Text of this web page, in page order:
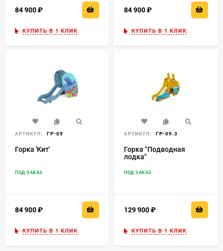
84 900
КУПИТЬ В 1 КЛИК
84 900
КУПИТЬ В 1 КЛИК
АРТИКУЛ: ГР-09
Горка 'Кит'
ПОД ЗАКАЗ
84 900
КУПИТЬ В 1 КЛИК
АРТИКУЛ: ГР-09.3
Горка "Подводная
лодка"
ПОД ЗАКАЗ
129 900
КУПИТЬ В 1 КЛИК